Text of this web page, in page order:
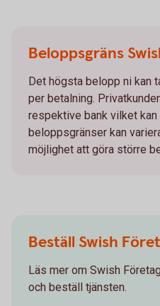
Beloppsgräns
Det högsta belopp ni kan
per betalning.
respektive bank vilket kan
beloppsgränser kan
möjlighet att göra större
Beställ Swish
Läs mer om Swish
och beställ tjänsten.